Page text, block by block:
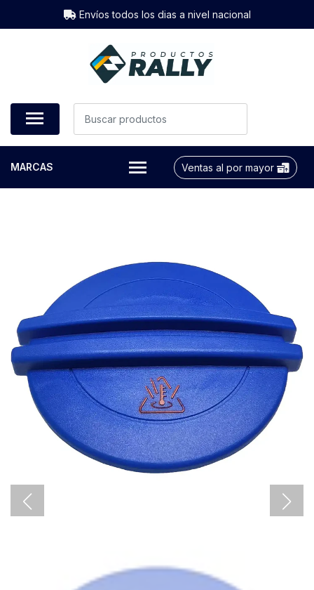
Envíos todos los dias a nivel nacional
MARCAS Ventas al por mayor